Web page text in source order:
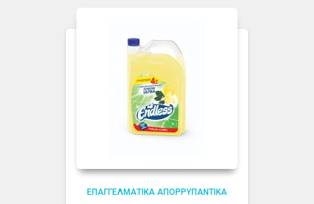
ΕΠΑΓΓΕΛΜΑΤΙΚΆ ΑΠΟΡΡΥΠΑΝΤΙΚΆ